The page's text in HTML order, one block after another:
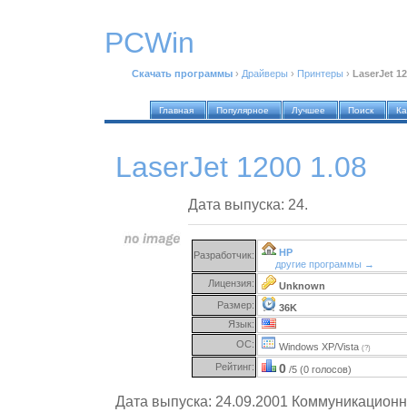
PCWin
Скачать программы › Драйверы › Принтеры › LaserJet
Главная Популярное Лучшее Поиск
LaserJet 1200 1.08
Дата выпуска: 24.
Разработчик:
HP
другие программы →
Лицензия:
Unknown
Размер:
36K
Язык:
ОС:
Windows XP/Vista (?)
Рейтинг: 0 /5 (0 голосов)
Дата выпуска: 24.09.2001